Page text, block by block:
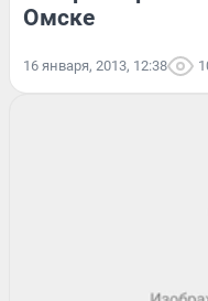
Омске
16 января, 2013, 12:38